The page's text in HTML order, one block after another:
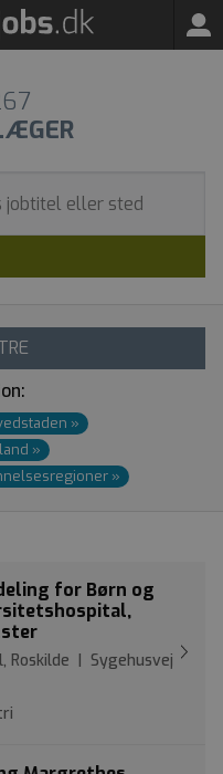
»
»
»
for Børn og
Roskilde | Sygehusvej